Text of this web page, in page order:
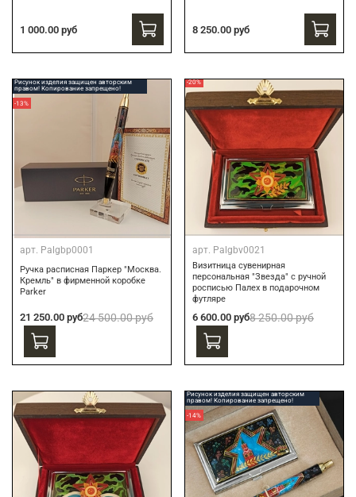
1 000.00 руб 8 250.00 руб
Рисунок изделия защищен авторским
правом! Копирование запрещено!
-13%
арт. Palgbp0001
Ручка расписная Паркер "Москва.
Кремль" в фирменной коробке
Parker
21 250.00 руб24 500.00 руб
-20%
арт. Palgbv0021
Визитница сувенирная
персональная "Звезда" с ручной
росписью Палех в подарочном
футляре
6 600.00 руб8 250.00 руб
Рисунок изделия защищен авторским
правом! Копирование запрещено!
-14%